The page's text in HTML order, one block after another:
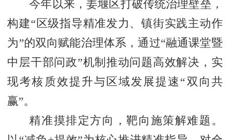
今年以来，姜堰区打破传统治理壁垒，
构建“区级指导精准发力、镇街实践主动作
为”的双向赋能治理体系，通过“融通课堂暨
中层干部问政”机制推动问题高效解决，实
现考核质效提升与区域发展提速“双向共
赢”。
精准摸排定方向，靶向施策解难题。